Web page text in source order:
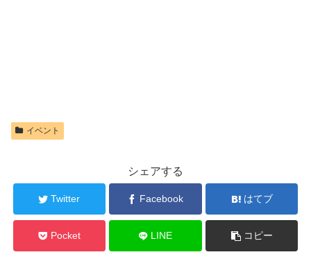
イベント
シェアする
Twitter Facebook はてブ
Pocket LINE コピー